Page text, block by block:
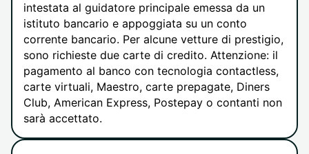
intestata al guidatore principale emessa da un
istituto bancario e appoggiata su un conto
corrente bancario. Per alcune vetture di prestigio,
sono richieste due carte di credito. Attenzione: il
pagamento al banco con tecnologia contactless,
carte virtuali, Maestro, carte prepagate, Diners
Club, American Express, Postepay o contanti non
sarà accettato.